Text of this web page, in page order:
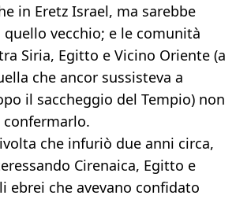
in Eretz Israel, ma sarebbe
vecchio; e le comunità
Siria, Egitto e Vicino Oriente (a
che ancor sussisteva a
il saccheggio del Tempio) non
che infuriò due anni circa,
Cirenaica, Egitto e
ebrei che avevano confidato